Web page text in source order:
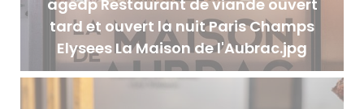
agedp Restaurant de viande ouvert
tard et ouvert la nuit Paris Champs
Elysees La Maison de l'Aubrac.jpg